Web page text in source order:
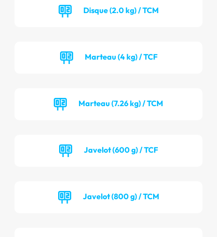
Disque (2.0 kg) / TCM
Marteau (4 kg) / TCF
Marteau (7.26 kg) / TCM
Javelot (600 g) / TCF
Javelot (800 g) / TCM